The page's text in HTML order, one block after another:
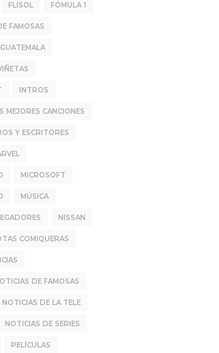
FLISOL FÓMULA 1
FAMOSAS
GUATEMALA
INTROS
MEJORES CANCIONES
Y ESCRITORES
MICROSOFT
MÚSICA
NISSAN
COMIQUERAS
DE FAMOSAS
NOTICIAS DE LA TELE
NOTICIAS DE SERIES
PELÍCULAS